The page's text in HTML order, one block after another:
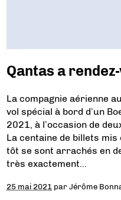
Qantas a
La compagnie aérienne
vol spécial à bord d’un
2021, à l’occasion de
La centaine de billets
tôt se sont arrachés en
très exactement…
25 mai 2021 parJérôme